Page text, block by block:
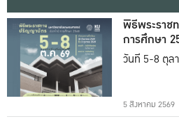
พิธีพระราช
การศึกษา
วันที่ 5-8 ตุล
5 สิงหาคม 2569